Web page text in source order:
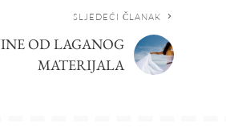
SLJEDEĆI ČLANAK
OD LAGANOG
MATERIJALA